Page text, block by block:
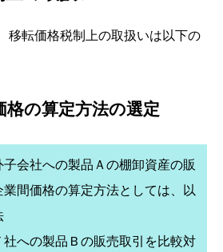
移転価格税制上の取扱いは以下の
格の算定方法の選定
子会社への製品Ａの棚卸資産の販
間価格の算定方法としては、以
社への製品Ｂの販売取引を比較対